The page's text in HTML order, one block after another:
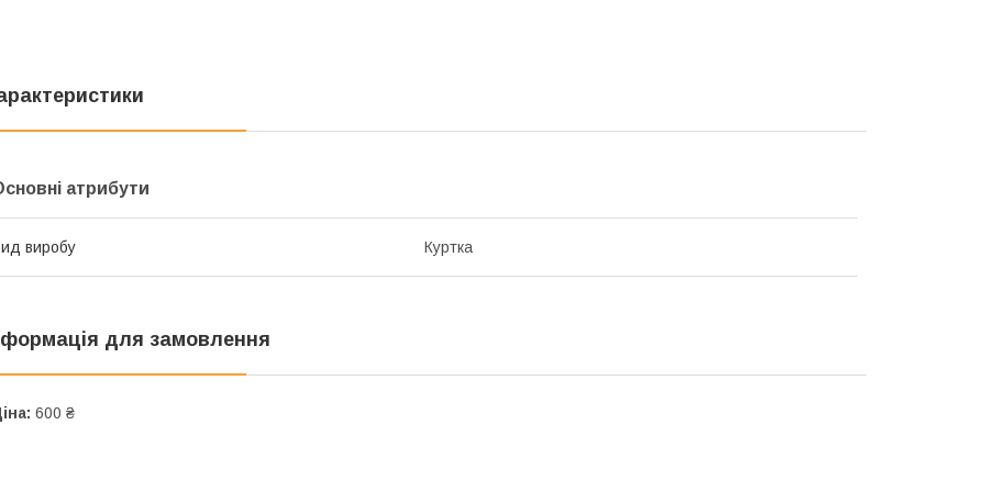
атрибути
виробу Куртка
для замовлення
600 ₴